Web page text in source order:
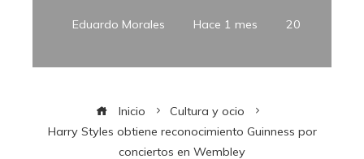
Eduardo Morales Hace 1 mes 20
Inicio
Cultura y ocio
Harry Styles obtiene reconocimiento Guinness por
conciertos en Wembley